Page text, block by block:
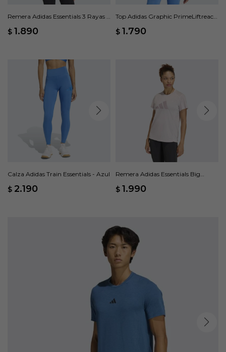
Remera Adidas Essentials 3 Rayas -
$ 1.890
Top Adidas Graphic PrimeLiftreact
$ 1.790
Calza Adidas Train Essentials - Azul
$ 2.190
Remera Adidas Essentials Big
$ 1.990